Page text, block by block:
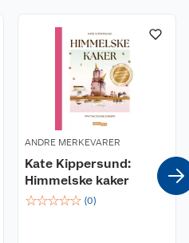
ANDRE MERKEVARER
Kate Kippersund:
Himmelske kaker
☆☆☆☆☆ (0)